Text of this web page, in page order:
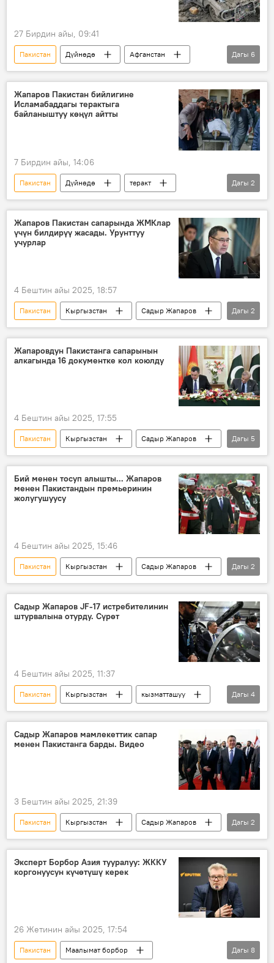
27 Бирдин айы, 09:41
Пакистан Дүйнөдө
Афганстан
атышуу
"Талибан" кыймылы
чек ара
Чабуул
тирешүү
Дагы 6
Жапаров Пакистан бийлигине
Исламабаддагы терактыга
байланыштуу көңүл айтты
7 Бирдин айы, 14:06
Пакистан Дүйнөдө
теракт
көңүл айтуу
Садыр Жапаров
Дагы 2
Жапаров Пакистан сапарында ЖМКлар
үчүн билдирүү жасады. Урунттуу
учурлар
4 Бештин айы 2025, 18:57
Пакистан Кыргызстан
Садыр Жапаров
мамлекеттик сапар
премьер-министр
Дагы 2
Жапаровдун Пакистанга сапарынын
алкагында 16 документке кол коюлду
4 Бештин айы 2025, 17:55
Пакистан Кыргызстан
Садыр Жапаров
кызматташуу
документ
меморандум
мамлекеттик сапар
Сүрөт
Дагы 5
Бий менен тосуп алышты... Жапаров
менен Пакистандын премьеринин
жолугушуусу
4 Бештин айы 2025, 15:46
Пакистан Кыргызстан
Садыр Жапаров
премьер-министр
жолугушуу
Дагы 2
Садыр Жапаров JF-17 истребителинин
штурвалына отурду. Сүрөт
4 Бештин айы 2025, 11:37
Пакистан Кыргызстан
кызматташуу
Технологиялар
учак
истребитель
Сүрөт
Дагы 4
Садыр Жапаров мамлекеттик сапар
менен Пакистанга барды. Видео
3 Бештин айы 2025, 21:39
Пакистан Кыргызстан
Садыр Жапаров
мамлекеттик сапар
кызматташуу
Дагы 2
Эксперт Борбор Азия тууралуу: ЖККУ
коргонуусун күчөтүшү керек
26 Жетинин айы 2025, 17:54
Пакистан
Маалымат борбор
Дагы 8